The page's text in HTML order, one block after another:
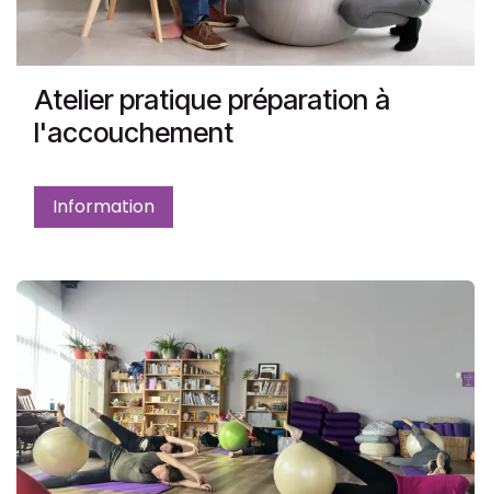
Atelier pratique préparation à
l'accouchement
Information